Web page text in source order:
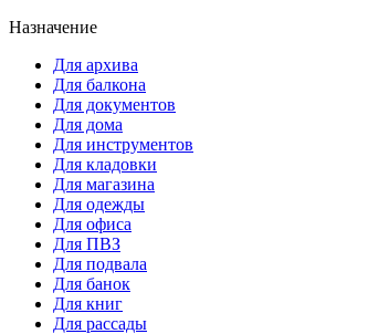
Назначение
Для архива
Для балкона
Для документов
Для дома
Для инструментов
Для кладовки
Для магазина
Для одежды
Для офиса
Для ПВЗ
Для подвала
Для банок
Для книг
Для рассады